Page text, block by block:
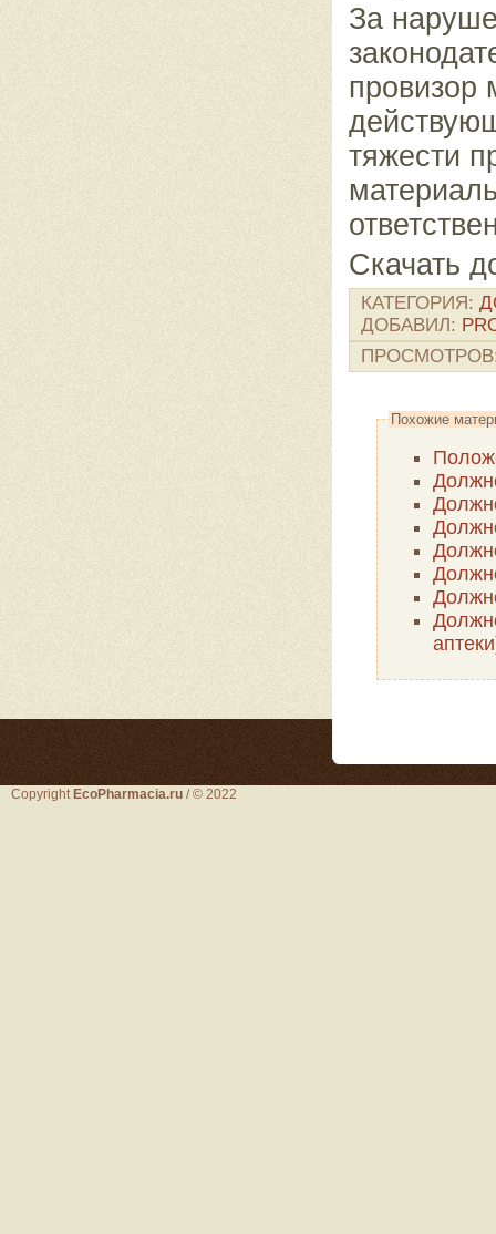
За
провизор
тяжести
Скачать
КАТЕГОРИЯ:
ДОБАВИЛ:
ПРОСМОТРОВ
Похожие
Copyright EcoPharmacia.ru / © 2022